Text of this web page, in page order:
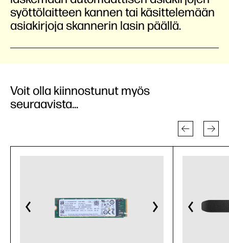
syöttölaitteen kannen tai käsittelemään
asiakirjoja skannerin lasin päällä.
Voit olla kiinnostunut myös
seuraavista...